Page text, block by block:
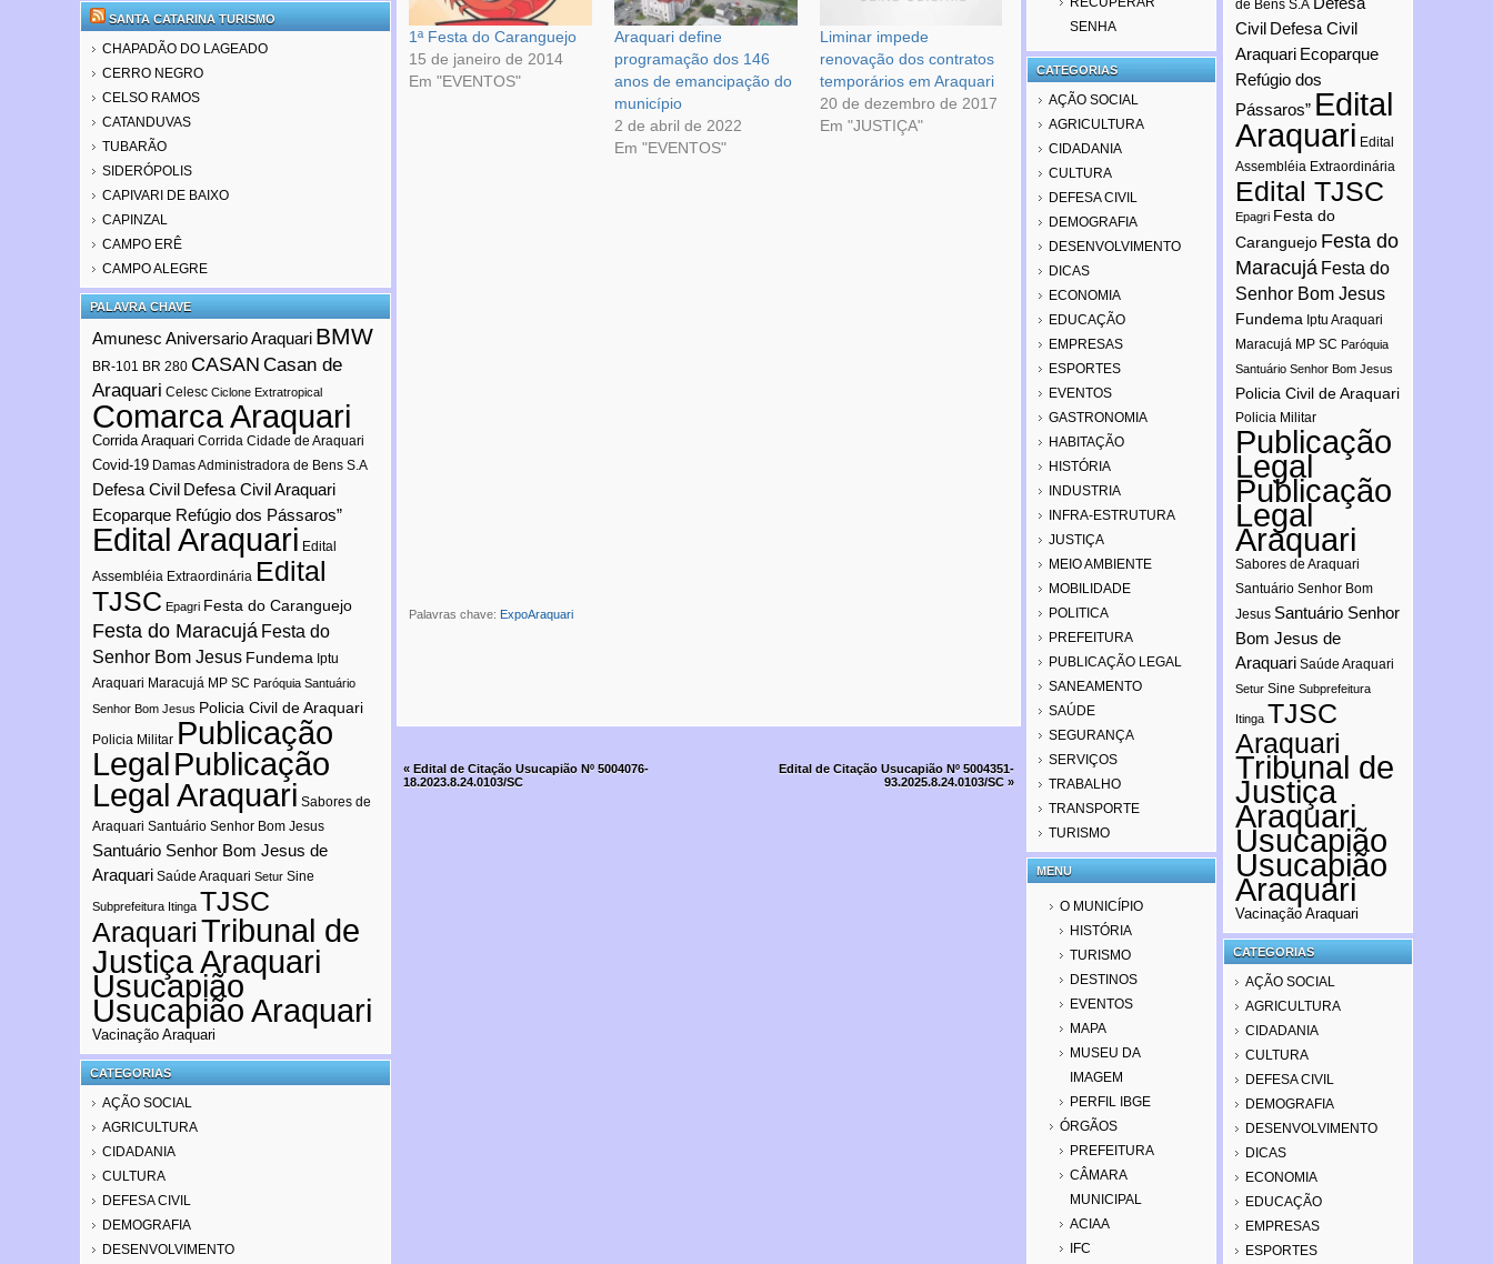
SANTA CATARINA TURISMO
CHAPADÃO DO LAGEADO
CERRO NEGRO
CELSO RAMOS
CATANDUVAS
TUBARÃO
SIDERÓPOLIS
CAPIVARI DE BAIXO
CAPINZAL
CAMPO ERÊ
CAMPO ALEGRE
PALAVRA CHAVE
Amunesc Aniversario Araquari BMW
BR-101 BR 280 CASAN Casan de
Araquari Celesc Ciclone Extratropical
Comarca Araquari
Corrida Araquari Corrida Cidade de Araquari
Covid-19 Damas Administradora de Bens S.A
Defesa Civil Defesa Civil Araquari
Ecoparque Refúgio dos Pássaros”
Edital Araquari Edital
Assembléia Extraordinária Edital
TJSC Epagri Festa do Caranguejo
Festa do Maracujá Festa do
Senhor Bom Jesus Fundema Iptu
Araquari Maracujá MP SC Paróquia Santuário
Senhor Bom Jesus Policia Civil de Araquari
Policia Militar Publicação
LegalPublicação
Legal Araquari Sabores de
Araquari Santuário Senhor Bom Jesus
Santuário Senhor Bom Jesus de
Araquari Saúde Araquari Setur Sine
Subprefeitura Itinga TJSC
AraquariTribunal de
Justiça Araquari
Usucapião
Usucapião Araquari
Vacinação Araquari
CATEGORIAS
AÇÃO SOCIAL
AGRICULTURA
CIDADANIA
CULTURA
DEFESA CIVIL
DEMOGRAFIA
DESENVOLVIMENTO
1ª Festa do Caranguejo
15 de janeiro de 2014
Em "EVENTOS"
Araquari define
programação dos 146
anos de emancipação do
município
2 de abril de 2022
Em "EVENTOS"
Liminar impede
renovação dos contratos
temporários em Araquari
20 de dezembro de 2017
Em "JUSTIÇA"
Palavras chave: ExpoAraquari
« Edital de Citação Usucapião Nº 5004076-
18.2023.8.24.0103/SC
Edital de Citação Usucapião Nº 5004351-
93.2025.8.24.0103/SC »
SENHA
CATEGORIAS
AÇÃO SOCIAL
AGRICULTURA
CIDADANIA
CULTURA
DEFESA CIVIL
DEMOGRAFIA
DESENVOLVIMENTO
DICAS
ECONOMIA
EDUCAÇÃO
EMPRESAS
ESPORTES
EVENTOS
GASTRONOMIA
HABITAÇÃO
HISTÓRIA
INDUSTRIA
INFRA-ESTRUTURA
JUSTIÇA
MEIO AMBIENTE
MOBILIDADE
POLITICA
PREFEITURA
PUBLICAÇÃO LEGAL
SANEAMENTO
SAÚDE
SEGURANÇA
SERVIÇOS
TRABALHO
TRANSPORTE
TURISMO
MENU
O MUNICÍPIO
HISTÓRIA
TURISMO
DESTINOS
EVENTOS
MAPA
MUSEU DA
IMAGEM
PERFIL IBGE
ÓRGÃOS
PREFEITURA
CÂMARA
MUNICIPAL
ACIAA
IFC
de Bens S.A
Civil Defesa Civil
Araquari Ecoparque
Refúgio dos
Pássaros” Edital
Araquari Edital
Assembléia Extraordinária
Edital TJSC
Epagri Festa do
Caranguejo Festa do
Maracujá Festa do
Senhor Bom Jesus
Fundema Iptu Araquari
Maracujá MP SC Paróquia
Santuário Senhor Bom Jesus
Policia Civil de Araquari
Policia Militar
Publicação
Legal
Publicação
Legal
Araquari
Sabores de Araquari
Santuário Senhor Bom
Jesus Santuário Senhor
Bom Jesus de
Araquari Saúde Araquari
Setur Sine Subprefeitura
Itinga TJSC
Araquari
Tribunal de
Justiça
Araquari
Usucapião
Usucapião
Araquari
Vacinação Araquari
CATEGORIAS
AÇÃO SOCIAL
AGRICULTURA
CIDADANIA
CULTURA
DEFESA CIVIL
DEMOGRAFIA
DESENVOLVIMENTO
DICAS
ECONOMIA
EDUCAÇÃO
EMPRESAS
ESPORTES